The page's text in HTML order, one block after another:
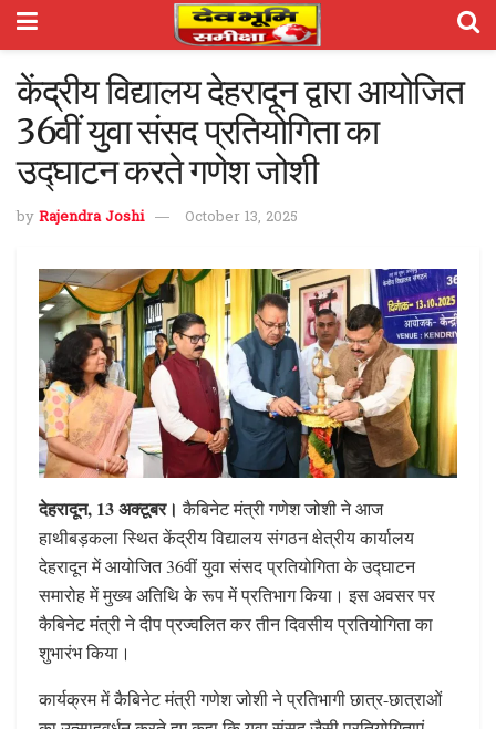
केंद्रीय विद्यालय देहरादून द्वारा आयोजित
36वीं युवा संसद प्रतियोगिता का
उद्घाटन करते गणेश जोशी
by Rajendra Joshi October 13, 2025
देहरादून, 13 अक्टूबर। कैबिनेट मंत्री गणेश जोशी ने आज
हाथीबड़कला स्थित केंद्रीय विद्यालय संगठन क्षेत्रीय कार्यालय
देहरादून में आयोजित 36वीं युवा संसद प्रतियोगिता के उद्घाटन
समारोह में मुख्य अतिथि के रूप में प्रतिभाग किया। इस अवसर पर
कैबिनेट मंत्री ने दीप प्रज्वलित कर तीन दिवसीय प्रतियोगिता का
शुभारंभ किया।
कार्यक्रम में कैबिनेट मंत्री गणेश जोशी ने प्रतिभागी छात्र-छात्राओं